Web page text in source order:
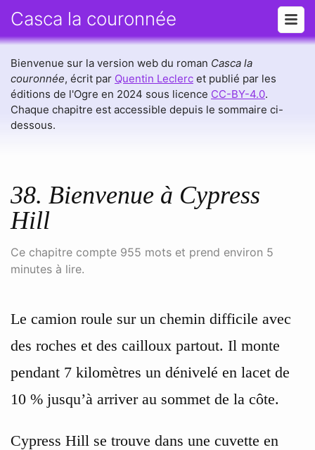
Casca la couronnée
Bienvenue sur la version web du roman Casca la
couronnée, écrit par Quentin Leclerc et publié par les
éditions de l'Ogre en 2024 sous licence CC-BY-4.0.
Chaque chapitre est accessible depuis le sommaire ci-
dessous.
38. Bienvenue à Cypress
Hill
Ce chapitre compte 955 mots et prend environ 5
minutes à lire.
Le camion roule sur un chemin difficile avec
des roches et des cailloux partout. Il monte
pendant 7 kilomètres un dénivelé en lacet de
10 % jusqu’à arriver au sommet de la côte.
Cypress Hill se trouve dans une cuvette en